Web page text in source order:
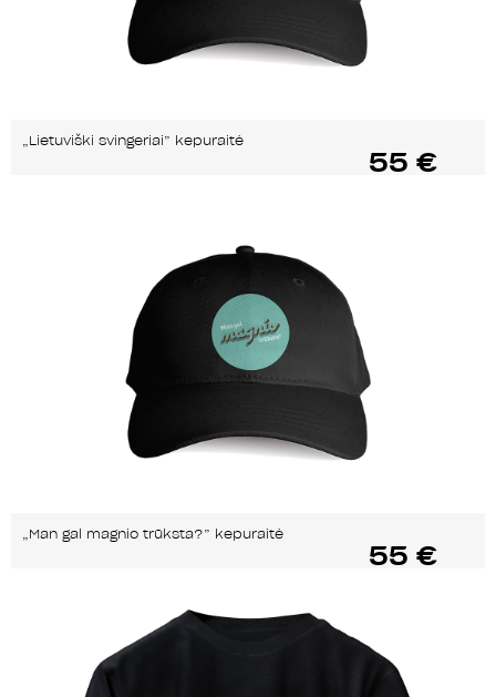
„Lietuviški svingeriai” kepuraitė
55 €
„Man gal magnio trūksta?” kepuraitė
55 €